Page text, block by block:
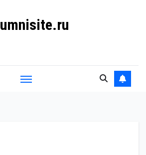
umnisite.ru